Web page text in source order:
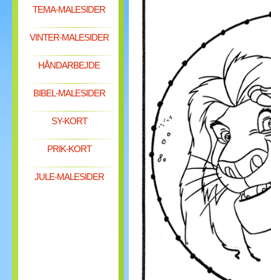
TEMA-MALESIDER
VINTER-MALESIDER
HÅNDARBEJDE
BIBEL-MALESIDER
SY-KORT
PRIK-KORT
JULE-MALESIDER